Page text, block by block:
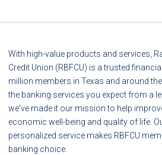
With high-value products and services,
Credit Union (RBFCU) is a trusted
million members in Texas and around the
the banking services you expect from a
we've made it our mission to help
economic well-being and quality of life.
personalized service makes RBFCU
banking choice.